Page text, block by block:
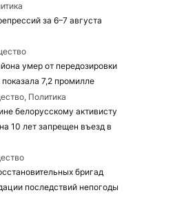
за 6–7 августа
умер от передозировки
7,2 промилле
Политика
белорусскому активисту
10 лет запрещен въезд в
бригад
последствий непогоды